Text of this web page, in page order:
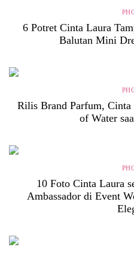
6 Potret Cinta Laura
Balutan Mini
Rilis Brand Parfum, Cinta
of Water
10 Foto Cinta Laura
Ambassador di Event